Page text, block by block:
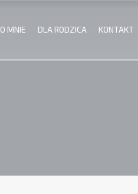
O MNIE DLA RODZICA KONTAKT